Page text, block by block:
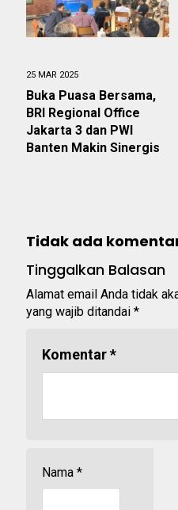
25 MAR 2025
Buka Puasa Bersama,
BRI Regional Office
Jakarta 3 dan PWI
Banten Makin Sinergis
Tidak ada
Tinggalkan Balasan
Alamat email Anda tidak
yang wajib ditandai *
Komentar*
Nama *